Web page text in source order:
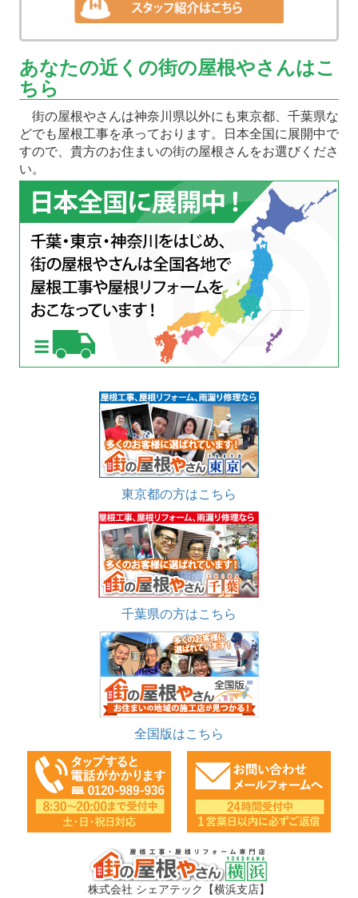
あなたの近くの街の屋根やさんはこ
ちら
街の屋根やさんは神奈川県以外にも東京都、千葉県な
どでも屋根工事を承っております。日本全国に展開中で
すので、貴方のお住まいの街の屋根さんをお選びくださ
い。
東京都の方はこちら
千葉県の方はこちら
全国版はこちら
株式会社 シェアテック【横浜支店】